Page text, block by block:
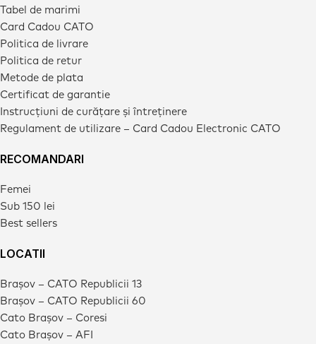
Tabel de marimi
Card Cadou CATO
Politica de livrare
Politica de retur
Metode de plata
Certificat de garantie
Instrucțiuni de curățare și întreținere
Regulament de utilizare – Card Cadou Electronic CATO
RECOMANDARI
Femei
Sub 150 lei
Best sellers
LOCATII
Brașov – CATO Republicii 13
Brașov – CATO Republicii 60
Cato Brașov – Coresi
Cato Brașov – AFI